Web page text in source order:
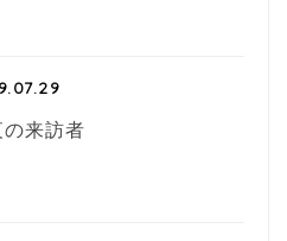
来訪者